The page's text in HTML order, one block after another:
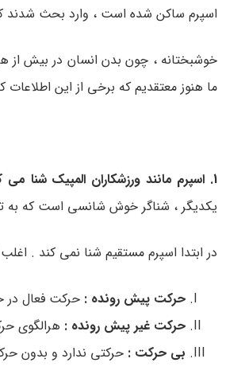
اسپرم ساکن شده است ، وارد بحث شدند
خوشبختانه ، چون بدن انسان در بیش از
ما هنوز معتقدیم که برخی از این اطلاعات کاملا غیرعلمی
1. اسپرم مانند ورزشکاران المپیک شنا می کند:
یکدیگر ، شناگر خوش شانسی است که به
در ابتدا اسپرم مستقیم شنا نمی کند . اغلب
حرکت پیش رونده : حرکت فعال در
حرکت غیر پیش رونده : هرالگوی
بی حرکت : حرکتی ندارد و بدون